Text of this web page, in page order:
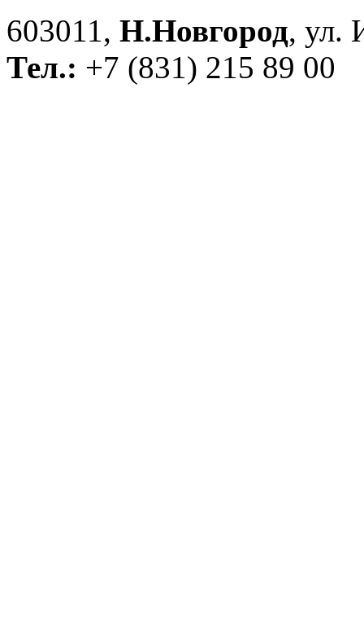
603011, Н.Новгород, ул.
Тел.: +7 (831) 215 89 00